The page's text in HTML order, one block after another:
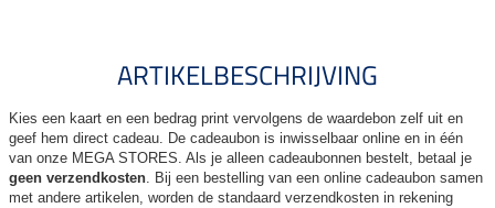
ARTIKELBESCHRIJVING
Kies een kaart en een bedrag print vervolgens de waardebon zelf uit en
geef hem direct cadeau. De cadeaubon is inwisselbaar online en in één
van onze MEGA STORES. Als je alleen cadeaubonnen bestelt, betaal je
geen verzendkosten. Bij een bestelling van een online cadeaubon samen
met andere artikelen, worden de standaard verzendkosten in rekening